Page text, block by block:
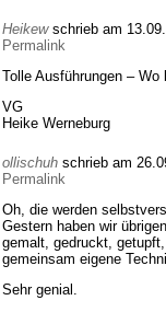
Heikew schrieb am
Permalink
Tolle Ausführungen –
VG
Heike Werneburg
ollischuh schrieb am
Permalink
Oh, die werden
Gestern haben wir
gemalt, gedruckt,
gemeinsam eigene
Sehr genial.